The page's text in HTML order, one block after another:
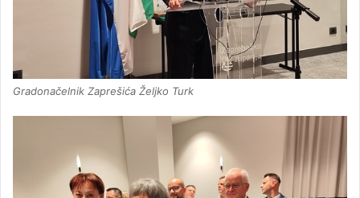
Gradonačelnik Zaprešića Željko Turk